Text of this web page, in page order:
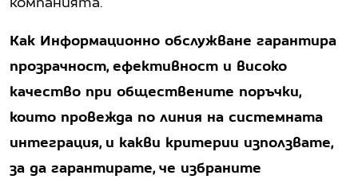
Как Информационно обслужване гарантира
прозрачност, ефективност и високо
качество при обществените поръчки,
които провежда по линия на системната
интеграция, и какви критерии използвате,
за да гарантирате, че избраните